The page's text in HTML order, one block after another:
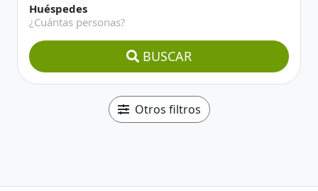
Huéspedes
¿Cuántas personas?
BUSCAR
Otros filtros